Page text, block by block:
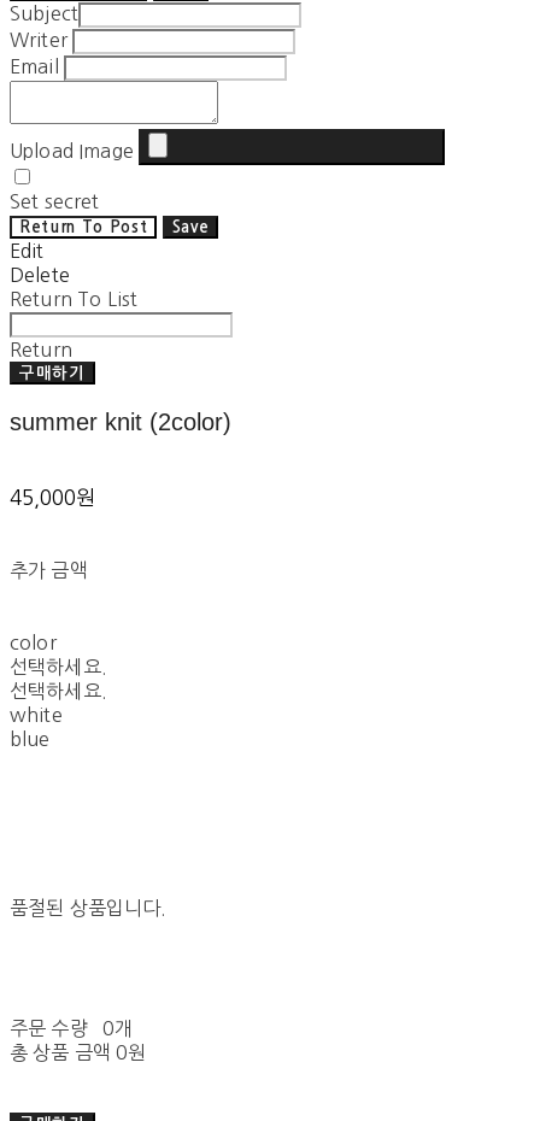
Subject
Writer
Email
Upload Image
Set secret
Return To Post Save
Edit
Delete
Return To List
Return
구매하기
summer knit (2color)
45,000원
추가 금액
color
선택하세요.
선택하세요.
white
blue
품절된 상품입니다.
주문 수량
0개
총 상품 금액 0원